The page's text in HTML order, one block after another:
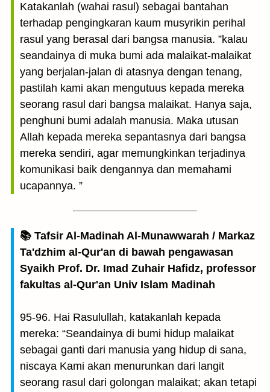
Katakanlah (wahai rasul) sebagai bantahan
terhadap pengingkaran kaum musyrikin perihal
rasul yang berasal dari bangsa manusia. ”kalau
seandainya di muka bumi ada malaikat-malaikat
yang berjalan-jalan di atasnya dengan tenang,
pastilah kami akan mengutuus kepada mereka
seorang rasul dari bangsa malaikat. Hanya saja,
penghuni bumi adalah manusia. Maka utusan
Allah kepada mereka sepantasnya dari bangsa
mereka sendiri, agar memungkinkan terjadinya
komunikasi baik dengannya dan memahami
ucapannya. ”
📚 Tafsir Al-Madinah Al-Munawwarah / Markaz
Ta'dzhim al-Qur'an di bawah pengawasan
Syaikh Prof. Dr. Imad Zuhair Hafidz, professor
fakultas al-Qur'an Univ Islam Madinah
95-96. Hai Rasulullah, katakanlah kepada
mereka: “Seandainya di bumi hidup malaikat
sebagai ganti dari manusia yang hidup di sana,
niscaya Kami akan menurunkan dari langit
seorang rasul dari golongan malaikat; akan tetapi